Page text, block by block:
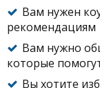
Вам нужен
рекомендациям
Вам нужно
которые
Вы хотите